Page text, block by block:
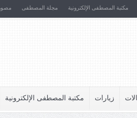
مكتبة المصطفى الإلكترونية مجلة المصطفى
زيارات مكتبة المصطفى الإلكترونية